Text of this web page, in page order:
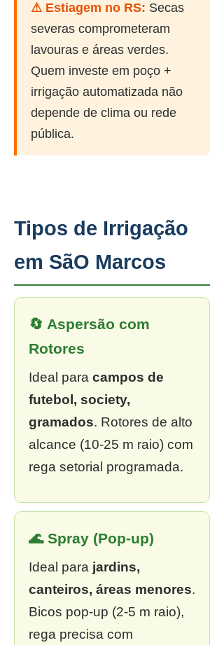
⚠ Estiagem no RS: Secas
severas comprometeram
lavouras e áreas verdes.
Quem investe em poço +
irrigação automatizada não
depende de clima ou rede
pública.
Tipos de Irrigação
em SãO Marcos
🔄 Aspersão com
Rotores
Ideal para campos de
futebol, society,
gramados. Rotores de alto
alcance (10-25 m raio) com
rega setorial programada.
🌊 Spray (Pop-up)
Ideal para jardins,
canteiros, áreas menores.
Bicos pop-up (2-5 m raio),
rega precisa com